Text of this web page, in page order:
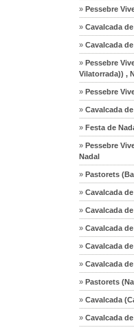
» Pessebre
» Cavalcada
» Cavalcada
» Pessebre
Vilatorrada)) ,
» Pessebre
» Cavalcada
» Festa de
» Pessebre
Nadal
» Pastorets
» Cavalcada
» Cavalcada
» Cavalcada
» Cavalcada
» Cavalcada
» Pastorets
» Cavalcada
» Cavalcada